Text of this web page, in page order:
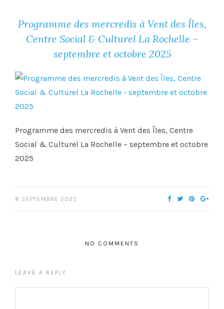
Programme des mercredis à Vent des Îles,
Centre Social & Culturel La Rochelle –
septembre et octobre 2025
Programme des mercredis à Vent des Îles, Centre
Social & Culturel La Rochelle – septembre et octobre
2025
8 SEPTEMBRE 2025
NO COMMENTS
LEAVE A REPLY